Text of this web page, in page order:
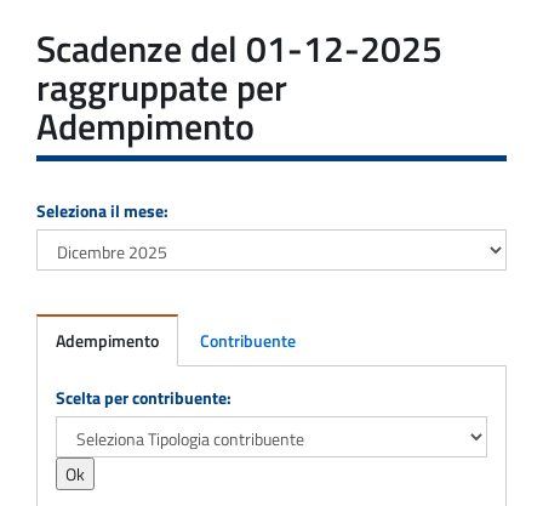
Scadenze del 01-12-2025
raggruppate per
Adempimento
Seleziona il mese:
Adempimento Contribuente
Adempimento
Scelta per contribuente: